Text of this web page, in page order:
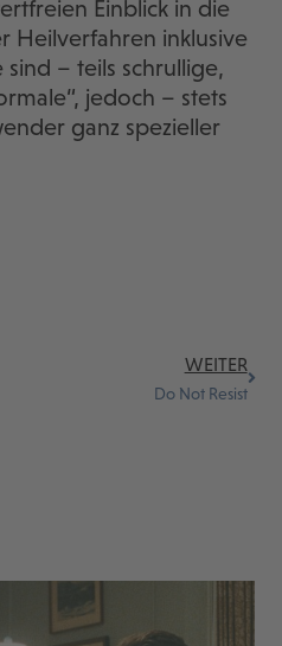
Einblick in die
Heilverfahren inklusive
– teils schrullige,
jedoch – stets
ganz spezieller
WEITER
Do Not Resist